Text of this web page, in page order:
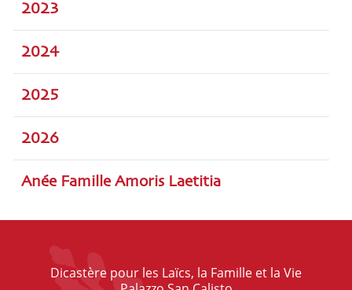
2023
2024
2025
2026
Anée Famille Amoris Laetitia
Dicastère pour les Laïcs, la Famille et la Vie